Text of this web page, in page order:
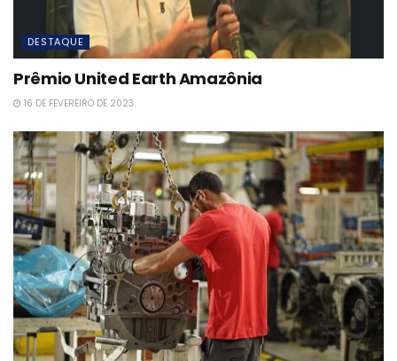
DESTAQUE
Prêmio United Earth Amazônia
16 DE FEVEREIRO DE 2023